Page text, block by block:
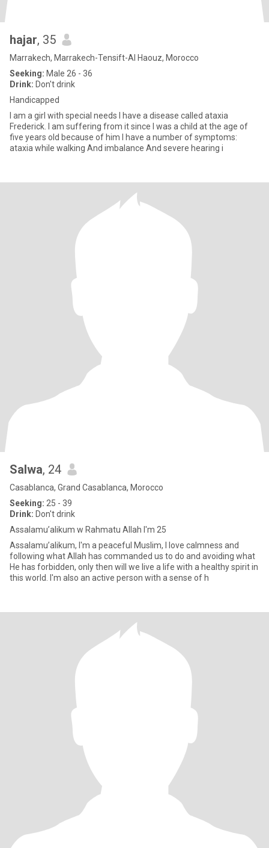
hajar, 35
Marrakech, Marrakech-Tensift-Al Haouz, Morocco
Seeking: Male 26 - 36
Drink: Don't drink
Handicapped
I am a girl with special needs I have a disease called ataxia
Frederick. I am suffering from it since I was a child at the age of
five years old because of him I have a number of symptoms:
ataxia while walking And imbalance And severe hearing i
Salwa, 24
Casablanca, Grand Casablanca, Morocco
Seeking: 25 - 39
Drink: Don't drink
Assalamu’alikum w Rahmatu Allah I'm 25
Assalamu’alikum, I'm a peaceful Muslim, I love calmness and
following what Allah has commanded us to do and avoiding what
He has forbidden, only then will we live a life with a healthy spirit in
this world. I'm also an active person with a sense of h